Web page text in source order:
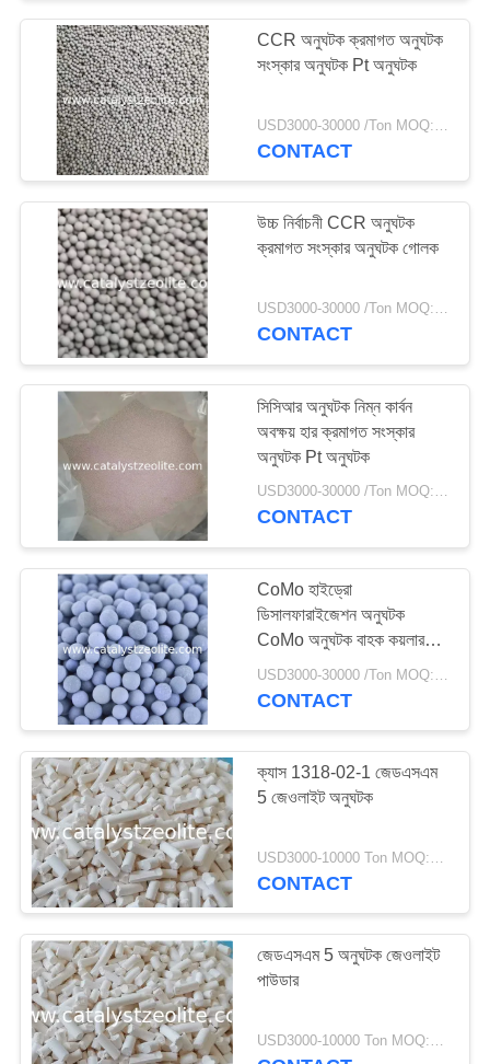
জলবায়ু ক্যাটালাইস্ট
সংশোধক
ডিহাইড্রোজেনেটিং অনুঘটক
10
শিফট অনুঘটক
42
CCR অনুঘটক ক্রমাগত অনুঘটক
সংস্কার অনুঘটক Pt অনুঘটক
USD3000-30000 /Ton MOQ:1 কিলোগ্রাম
CONTACT
উচ্চ নির্বাচনী CCR অনুঘটক
ক্রমাগত সংস্কার অনুঘটক গোলক
USD3000-30000 /Ton MOQ:1 কিলোগ্রাম
CONTACT
সিসিআর অনুঘটক নিম্ন কার্বন
অবক্ষয় হার ক্রমাগত সংস্কার
অনুঘটক Pt অনুঘটক
USD3000-30000 /Ton MOQ:1 কিলোগ্রাম
CONTACT
CoMo হাইড্রো
ডিসালফারাইজেশন অনুঘটক
CoMo অনুঘটক বাহক কয়লার
depolyerization জন্য
CONTACT
ক্যাস 1318-02-1 জেডএসএম
5 জেওলাইট অনুঘটক
CONTACT
জেডএসএম 5 অনুঘটক জেওলাইট
পাউডার
USD3000-10000 Ton MOQ:1 কিলোগ্রাম